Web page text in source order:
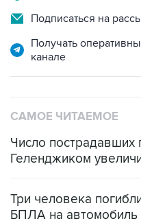
Подписаться на
Получать
канале
САМОЕ ЧИТАЕМОЕ
Число
Геленджиком
Три человека
БПЛА на автомобиль